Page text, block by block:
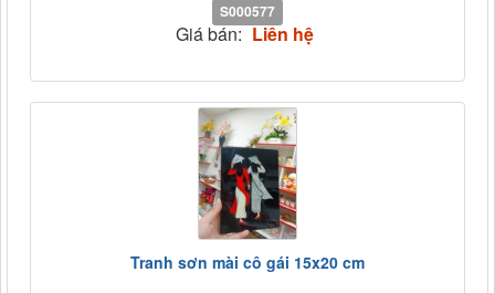
S000577
Giá bán: Liên hệ
Tranh sơn mài cô gái 15x20 cm